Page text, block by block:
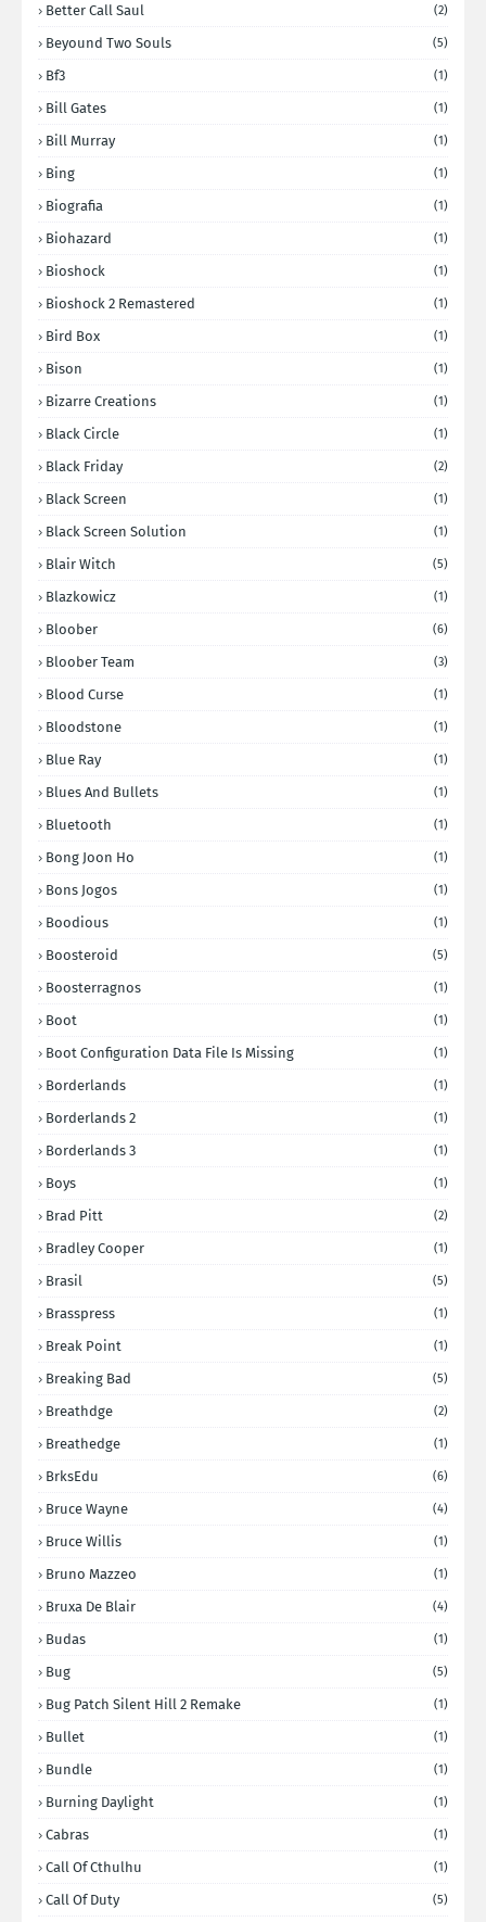
Better Call Saul (2)
Beyound Two Souls (5)
Bf3 (1)
Bill Gates (1)
Bill Murray (1)
Bing (1)
Biografia (1)
Biohazard (1)
Bioshock (1)
Bioshock 2 Remastered (1)
Bird Box (1)
Bison (1)
Bizarre Creations (1)
Black Circle (1)
Black Friday (2)
Black Screen (1)
Black Screen Solution (1)
Blair Witch (5)
Blazkowicz (1)
Bloober (6)
Bloober Team (3)
Blood Curse (1)
Bloodstone (1)
Blue Ray (1)
Blues And Bullets (1)
Bluetooth (1)
Bong Joon Ho (1)
Bons Jogos (1)
Boodious (1)
Boosteroid (5)
Boosterragnos (1)
Boot (1)
Boot Configuration Data File Is Missing (1)
Borderlands (1)
Borderlands 2 (1)
Borderlands 3 (1)
Boys (1)
Brad Pitt (2)
Bradley Cooper (1)
Brasil (5)
Brasspress (1)
Break Point (1)
Breaking Bad (5)
Breathdge (2)
Breathedge (1)
BrksEdu (6)
Bruce Wayne (4)
Bruce Willis (1)
Bruno Mazzeo (1)
Bruxa De Blair (4)
Budas (1)
Bug (5)
Bug Patch Silent Hill 2 Remake (1)
Bullet (1)
Bundle (1)
Burning Daylight (1)
Cabras (1)
Call Of Cthulhu (1)
Call Of Duty (5)